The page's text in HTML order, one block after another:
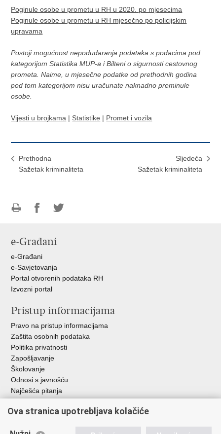
Poginule osobe u prometu u RH u 2020. po mjesecima
Poginule osobe u prometu u RH mjesečno po policijskim
upravama
Postoji mogućnost nepodudaranja podataka s podacima pod
kategorijom Statistika MUP-a i Bilteni o sigurnosti cestovnog
prometa. Naime, u mjesečne podatke od prethodnih godina
pod tom kategorijom nisu uračunate naknadno preminule
osobe.
Vijesti u brojkama | Statistike | Promet i vozila
Prethodna
Sažetak kriminaliteta
Sljedeća
Sažetak kriminaliteta
FacebookuTwitteru
e-Građani
e-Građani
e-Savjetovanja
Portal otvorenih podataka RH
Izvozni portal
Pristup informacijama
Pravo na pristup informacijama
Zaštita osobnih podataka
Politika privatnosti
Zapošljavanje
Školovanje
Odnosi s javnošću
Najčešća pitanja
Važne poveznice
Ova stranica upotrebljava kolačiće